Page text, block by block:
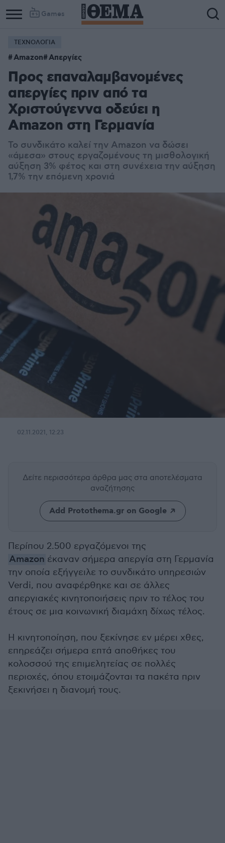
Games
ΤΕΧΝΟΛΟΓΙΑ
Amazon Απεργίες
Προς επαναλαμβανομένες
απεργίες πριν από τα
Χριστούγεννα οδεύει η
Amazon στη Γερμανία
Το συνδικάτο καλεί την Amazon να δώσει
«άμεσα» στους εργαζομένους τη μισθολογική
αύξηση 3% φέτος και στη συνέχεια την αύξηση
1,7% την επόμενη χρονιά
02.11.2021, 12:23
Δείτε περισσότερα άρθρα μας στα αποτελέσματα
αναζήτησης
Add Protothema.gr on Google
Περίπου 2.500 εργαζόμενοι της
Amazon έκαναν σήμερα απεργία στη Γερμανία
την οποία εξήγγειλε το συνδικάτο υπηρεσιών
Verdi, που αναφέρθηκε και σε άλλες
απεργιακές κινητοποιήσεις πριν το τέλος του
έτους σε μια κοινωνική διαμάχη δίχως τέλος.
Η κινητοποίηση, που ξεκίνησε εν μέρει χθες,
επηρεάζει σήμερα επτά αποθήκες του
κολοσσού της επιμελητείας σε πολλές
περιοχές, όπου ετοιμάζονται τα πακέτα πριν
ξεκινήσει η διανομή τους.